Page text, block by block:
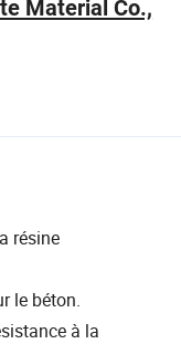
Material Co.,
résine
le béton.
à la